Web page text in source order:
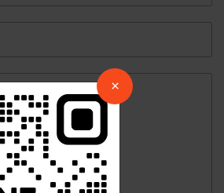
好友連結
超 傳 媒
adqW77
×